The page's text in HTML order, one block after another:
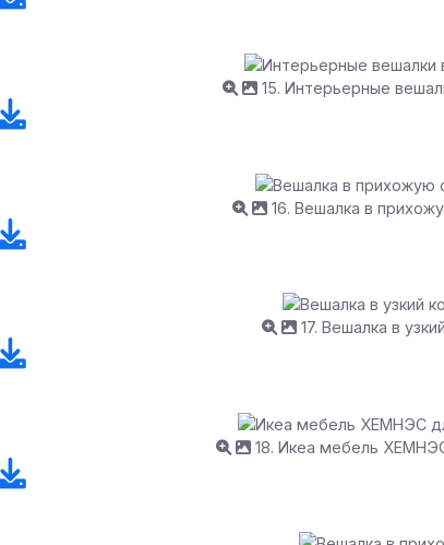
15. Интерьерные
16. Вешалка в
17. Вешалка в
18. Икеа мебель